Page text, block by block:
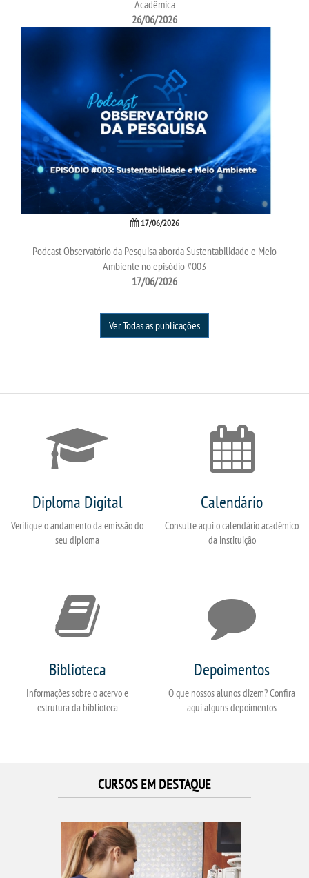
Acadêmica
26/06/2026
17/06/2026
Podcast Observatório da Pesquisa aborda Sustentabilidade e Meio
Ambiente no episódio #003
17/06/2026
Ver Todas as publicações
Diploma Digital
Verifique o andamento da emissão do
seu diploma
Calendário
Consulte aqui o calendário acadêmico
da instituição
Biblioteca
Informações sobre o acervo e
estrutura da biblioteca
Depoimentos
O que nossos alunos dizem? Confira
aqui alguns depoimentos
CURSOS EM DESTAQUE